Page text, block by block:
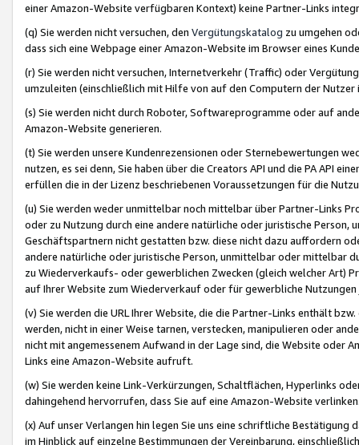
einer Amazon-Website verfügbaren Kontext) keine Partner-Links
(q) Sie werden nicht versuchen, den Vergütungskatalog zu umgehen
dass sich eine Webpage einer Amazon-Website im Browser eines
(r) Sie werden nicht versuchen, Internetverkehr (Traffic) oder
umzuleiten (einschließlich mit Hilfe von auf den Computern der
(s) Sie werden nicht durch Roboter, Softwareprogramme oder auf
Amazon-Website generieren.
(t) Sie werden unsere Kundenrezensionen oder Sternebewertungen
nutzen, es sei denn, Sie haben über die Creators API und die PA API
erfüllen die in der Lizenz beschriebenen Voraussetzungen für die
(u) Sie werden weder unmittelbar noch mittelbar über Partner-Links
oder zu Nutzung durch eine andere natürliche oder juristische
Geschäftspartnern nicht gestatten bzw. diese nicht dazu auffordern
andere natürliche oder juristische Person, unmittelbar oder mittelbar
zu Wiederverkaufs- oder gewerblichen Zwecken (gleich welcher Art)
auf Ihrer Website zum Wiederverkauf oder für gewerbliche
(v) Sie werden die URL Ihrer Website, die die Partner-Links enthält
werden, nicht in einer Weise tarnen, verstecken, manipulieren oder
nicht mit angemessenem Aufwand in der Lage sind, die Website oder
Links eine Amazon-Website aufruft.
(w) Sie werden keine Link-Verkürzungen, Schaltflächen, Hyperlinks
dahingehend hervorrufen, dass Sie auf eine Amazon-Website
(x) Auf unser Verlangen hin legen Sie uns eine schriftliche
im Hinblick auf einzelne Bestimmungen der Vereinbarung,